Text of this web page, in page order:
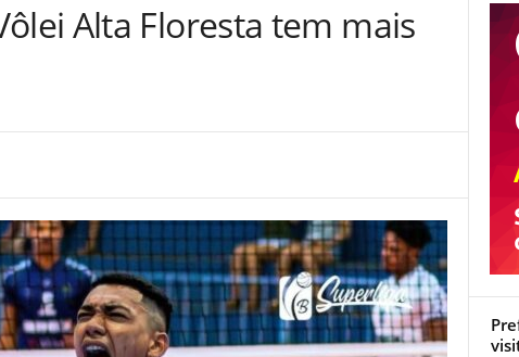
Alta Floresta tem mais